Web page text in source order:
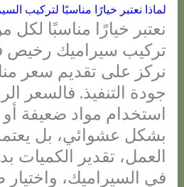
لماذا نعتبر خيارًا مناسبًا لتركيب
نعتبر خيارًا مناسبًا
تركيب سيراميك رخيص
نركز على تقديم سعر
جودة التنفيذ. فالسعر
استخدام مواد ضعيفة أو
بشكل عشوائي، بل
العمل، تقدير الكميات
في السيراميك،